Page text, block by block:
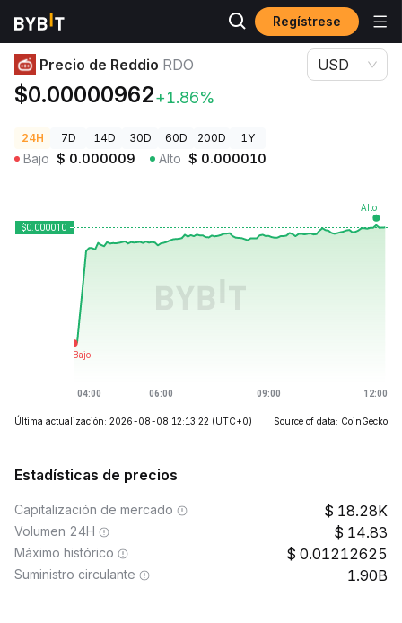
Regístrese
Precios de Criptomonedas Precio de Reddio RDO
Precio de Reddio RDO
$0.00000962+1.86%
USD
24H 7D 14D 30D 60D 200D 1Y
Bajo $ 0.000009 Alto $ 0.000010
Última actualización: 2026-08-08 12:13:22 (UTC+0) Source of data: CoinGecko
Estadísticas de precios
Capitalización de mercado 18.28K
Volumen 24H 14.83
Máximo histórico 0.01212625
Suministro circulante 1.90B